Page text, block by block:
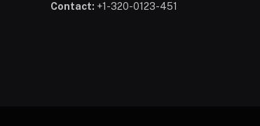
Contact: +1-320-0123-451